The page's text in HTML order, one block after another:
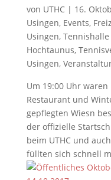
von UTHC| 16.
Usingen, Events,
Usingen,
Hochtaunus,
Usingen,
Um 19:00 Uhr
Restaurant und
gepflegten Wiesn
der offizielle
beim UTHC und
füllten sich schnell